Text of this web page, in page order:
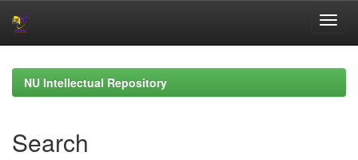
navigationNU Intellectual Repository
Search